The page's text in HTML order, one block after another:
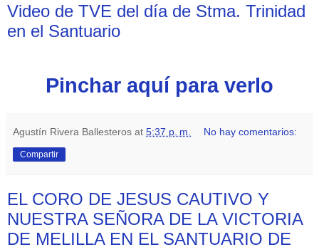
Video de TVE del día de Stma. Trinidad
en el Santuario
Pinchar aquí para verlo
Agustín Rivera Ballesteros at 5:37 p. m. No hay comentarios:
Compartir
EL CORO DE JESUS CAUTIVO Y
NUESTRA SEÑORA DE LA VICTORIA
DE MELILLA EN EL SANTUARIO DE